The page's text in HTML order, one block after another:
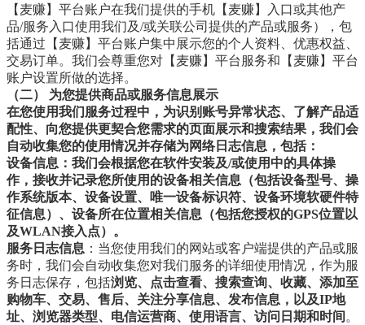
【麦赚】平台账户在我们提供的手机【麦赚】入口或其他产
品/服务入口使用我们及/或关联公司提供的产品或服务），包
括通过【麦赚】平台账户集中展示您的个人资料、优惠权益、
交易订单。我们会尊重您对【麦赚】平台服务和【麦赚】平台
账户设置所做的选择。
（二） 为您提供商品或服务信息展示
在您使用我们服务过程中，为识别账号异常状态、了解产品适
配性、向您提供更契合您需求的页面展示和搜索结果，我们会
自动收集您的使用情况并存储为网络日志信息，包括：
设备信息：我们会根据您在软件安装及/或使用中的具体操
作，接收并记录您所使用的设备相关信息（包括设备型号、操
作系统版本、设备设置、唯一设备标识符、设备环境软硬件特
征信息）、设备所在位置相关信息（包括您授权的GPS位置以
及WLAN接入点）。
服务日志信息 ：当您使用我们的网站或客户端提供的产品或服
务时，我们会自动收集您对我们服务的详细使用情况，作为服
务日志保存，包括浏览、点击查看、搜索查询、收藏、添加至
购物车、交易、售后、关注分享信息、发布信息，以及IP地
址、浏览器类型、电信运营商、使用语言、访问日期和时间 。